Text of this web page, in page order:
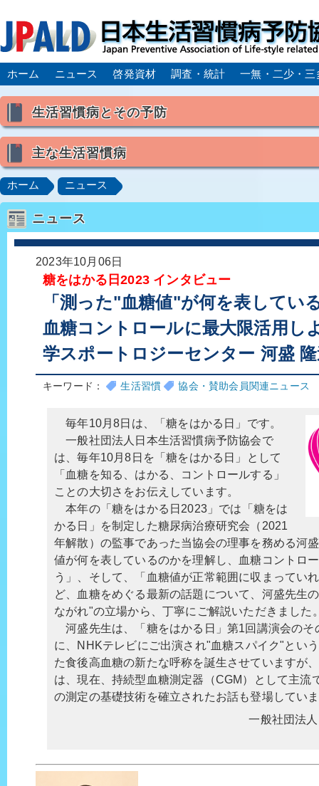
ホーム ニュース 啓発資材 調査・統計 一無・二少・三
生活習慣病とその予防
喫煙
食生活
主な生活習慣病
高血圧 脂質異常症（高脂血症）
肥満症／メタボリックシンドローム
動脈硬化
心
脂肪肝／NAFLD／NASH
ロコモティブシンドローム／サルコペニア／フレイル
ホーム ニュース
ニュース
2023年10月06日
糖をはかる日2023 インタビュー
「測った"血糖値"が何を表してい
血糖コントロールに最大限活用し
学スポートロジーセンター 河盛
キーワード： 生活習慣 協会・賛助会員関連ニュース
毎年10月8日は、「糖をはかる日」です。
一般社団法人日本生活習慣病予防協会で
は、毎年10月8日を「糖をはかる日」として
「血糖を知る、はかる、コントロールする」
ことの大切さをお伝えしています。
本年の「糖をはかる日2023」では「糖をは
かる日」を制定した糖尿病治療研究会（2021
年解散）の監事であった当協会の理事を務める河
値が何を表しているのかを理解し、血糖コントロ
う」、そして、「血糖値が正常範囲に収まってい
ど、血糖をめぐる最新の話題について、河盛先生
ながれ"の立場から、丁寧にご解説いただきました
河盛先生は、「糖をはかる日」第1回講演会のそ
に、NHKテレビにご出演され"血糖スパイク"とい
た食後高血糖の新たな呼称を誕生させていますが
は、現在、持続型血糖測定器（CGM）として主流
の測定の基礎技術を確立されたお話も登場してい
一般社団法